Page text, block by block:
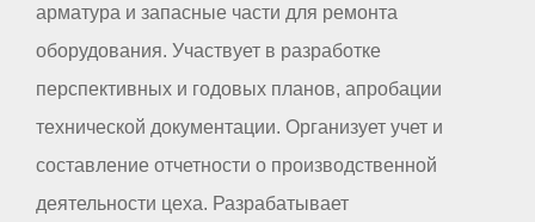
арматура и запасные части для ремонта
оборудования. Участвует в разработке
перспективных и годовых планов, апробации
технической документации. Организует учет и
составление отчетности о производственной
деятельности цеха. Разрабатывает